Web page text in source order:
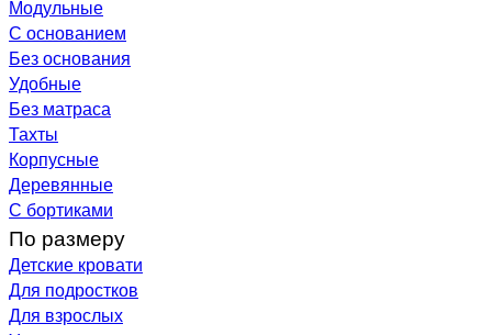
Модульные
С основанием
Без основания
Удобные
Без матраса
Тахты
Корпусные
Деревянные
С бортиками
По размеру
Детские кровати
Для подростков
Для взрослых